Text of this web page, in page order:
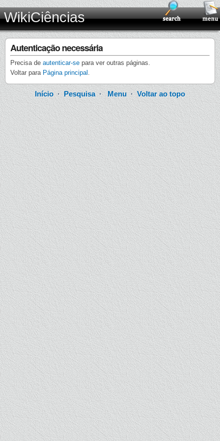
WikiCiências
Autenticação necessária
Precisa de autenticar-se para ver outras páginas.
Voltar para Página principal .
Início · Pesquisa·Menu ·Voltar ao topo